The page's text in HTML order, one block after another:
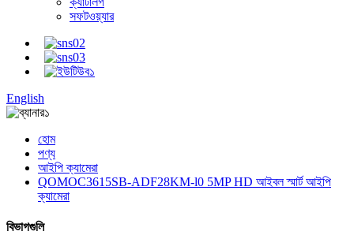
সফটওয়্যার
English
হোম
পণ্য
আইপি ক্যামেরা
QOMOC3615SB-ADF28KM-l0 5MP HD আইবল স্মার্ট আইপি
ক্যামেরা
বিভাগগুলি